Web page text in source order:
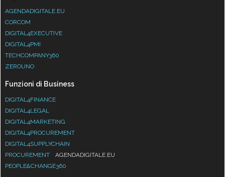
AGENDADIGITALE.EU
CORCOM
DIGITAL4EXECUTIVE
DIGITAL4PMI
TECHCOMPANY360
ZEROUNO
Funzioni di Business
DIGITAL4FINANCE
DIGITAL4LEGAL
DIGITAL4MARKETING
DIGITAL4PROCUREMENT
DIGITAL4SUPPLYCHAIN
PROCUREMENT
AGENDADIGITALE.EU
PEOPLE&CHANGE360